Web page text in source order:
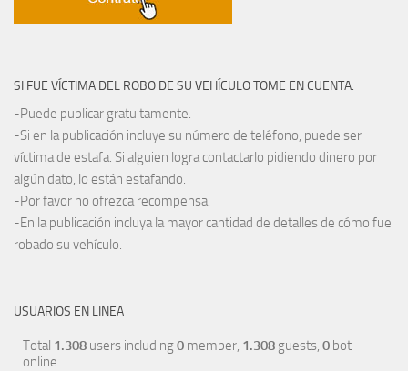
SI FUE VÍCTIMA DEL ROBO DE SU VEHÍCULO TOME EN CUENTA:
-Puede publicar gratuitamente.
-Si en la publicación incluye su número de teléfono, puede ser
víctima de estafa. Si alguien logra contactarlo pidiendo dinero por
algún dato, lo están estafando.
-Por favor no ofrezca recompensa.
-En la publicación incluya la mayor cantidad de detalles de cómo fue
robado su vehículo.
USUARIOS EN LINEA
Total 1.308 users including0 member, 1.308 guests, 0 bot
online